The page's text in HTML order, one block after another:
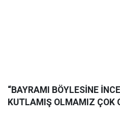
“BAYRAMI BÖYLESİNE
KUTLAMIŞ OLMAMIZ ÇOK